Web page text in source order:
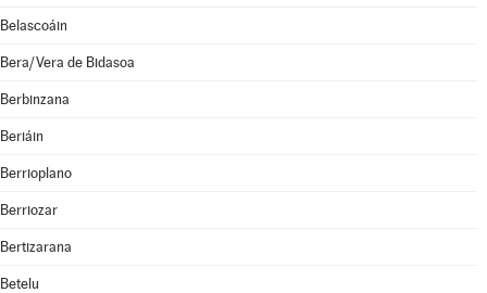
Belascoáin
Bera/Vera de Bidasoa
Berbinzana
Beriáin
Berrioplano
Berriozar
Bertizarana
Betelu